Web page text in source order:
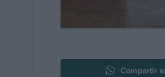
Compartir